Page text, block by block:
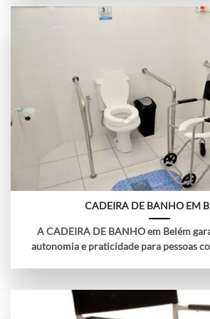
CADEIRA DE BANHO EM
A CADEIRA DE BANHO em Belém
autonomia e praticidade para pessoas